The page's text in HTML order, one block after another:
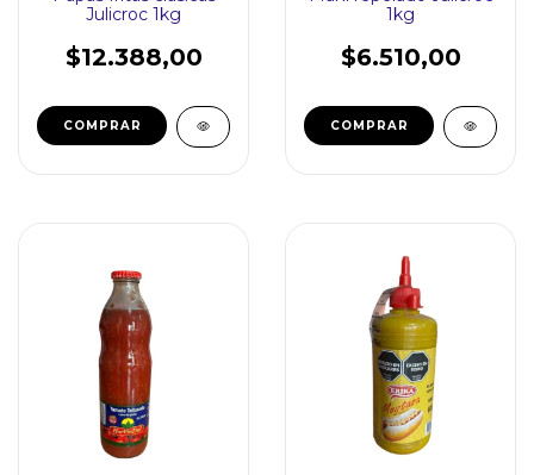
Julicroc 1kg
$12.388,00
1kg
$6.510,00